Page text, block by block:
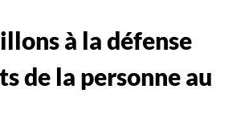
à la défense
de la personne au